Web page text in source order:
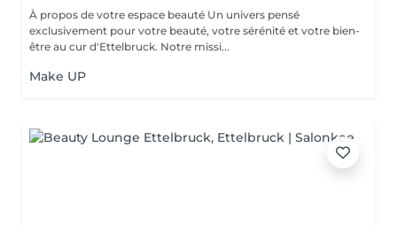
À propos de votre espace beauté Un univers pensé
exclusivement pour votre beauté, votre sérénité et votre bien-
être au cur d'Ettelbruck. Notre missi...
Make UP